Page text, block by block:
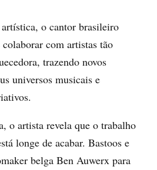
o cantor brasileiro
com artistas tão
trazendo novos
universos musicais e
o artista revela que o trabalho
longe de acabar. Bastoos e
belga Ben Auwerx para